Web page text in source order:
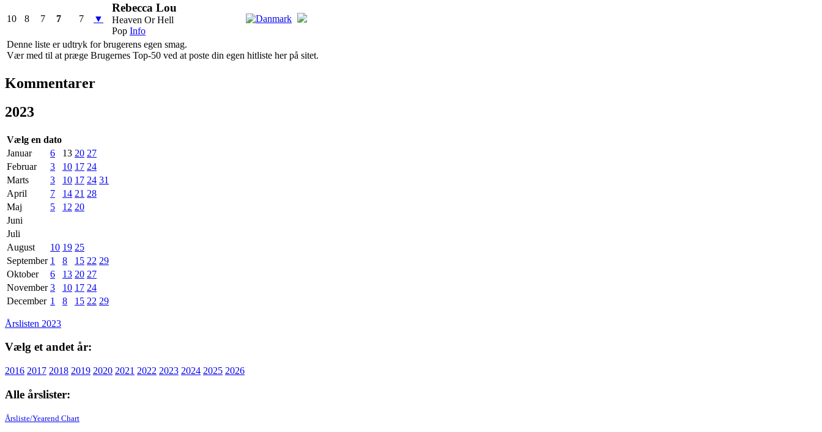
10 8 7 7 7 ▼
Rebecca Lou
Heaven Or Hell
Pop Info
Denne liste er udtryk for brugerens egen smag.
Vær med til at præge Brugernes Top-50 ved at poste din egen hitliste her på sitet.
Kommentarer
2023
Vælg en dato
Januar
6 13 20 27
Februar
3 10 17 24
Marts
3 10 17 24 31
April
7 14 21 28
Maj
5 12 20
Juni
Juli
August
10 19 25
September 1 8 15 22 29
Oktober
6 13 20 27
November 3 10 17 24
December 1 8 15 22 29
Årslisten 2023
Vælg et andet år:
2016 2017 2018 2019 2020 2021 2022 2023 2024 2025 2026
Alle årslister:
Årsliste/Yearend Chart